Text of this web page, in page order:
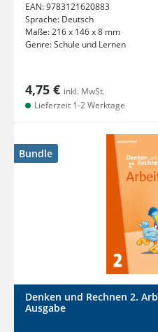
EAN:9783121620883
Sprache: Deutsch
Maße:216 x 146 x 8 mm
Genre:Schule und Lernen
4,75 € inkl. MwSt.
Lieferzeit 1-2 Werktage
Bundle
Denken und Rechnen 2.
Ausgabe